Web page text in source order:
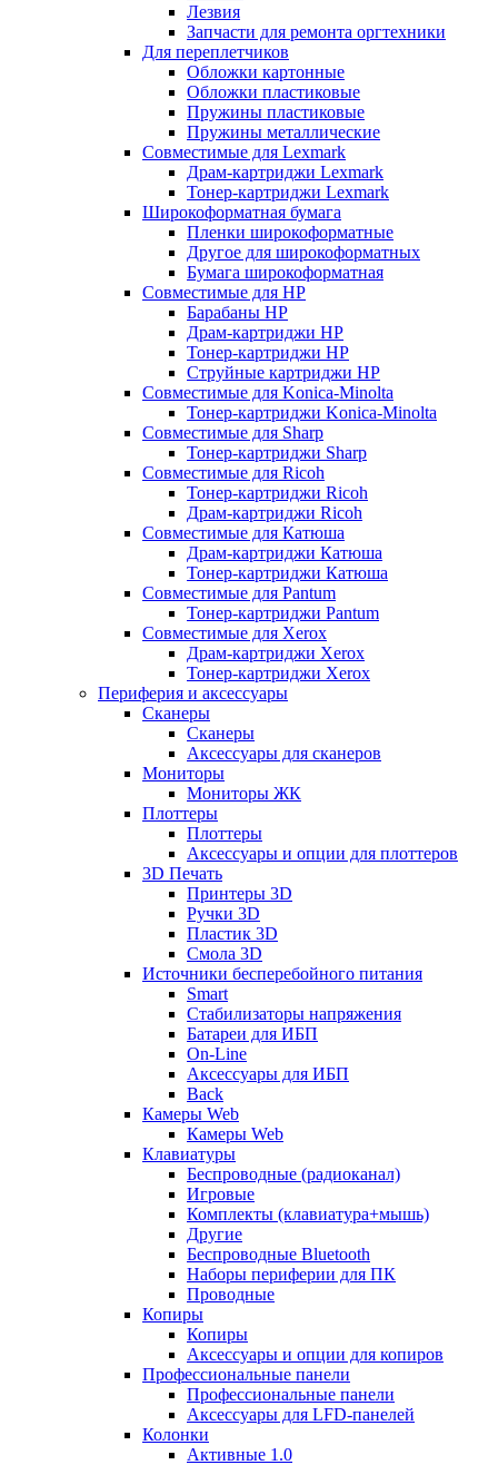
Лезвия
Запчасти для ремонта оргтехники
Для переплетчиков
Обложки картонные
Обложки пластиковые
Пружины пластиковые
Пружины металлические
Совместимые для Lexmark
Драм-картриджи Lexmark
Тонер-картриджи Lexmark
Широкоформатная бумага
Пленки широкоформатные
Другое для широкоформатных
Бумага широкоформатная
Совместимые для HP
Барабаны HP
Драм-картриджи HP
Тонер-картриджи HP
Струйные картриджи HP
Совместимые для Konica-Minolta
Тонер-картриджи Konica-Minolta
Совместимые для Sharp
Тонер-картриджи Sharp
Совместимые для Ricoh
Тонер-картриджи Ricoh
Драм-картриджи Ricoh
Совместимые для Катюша
Драм-картриджи Катюша
Тонер-картриджи Катюша
Совместимые для Pantum
Тонер-картриджи Pantum
Совместимые для Xerox
Драм-картриджи Xerox
Тонер-картриджи Xerox
Периферия и аксессуары
Сканеры
Сканеры
Аксессуары для сканеров
Мониторы
Мониторы ЖК
Плоттеры
Плоттеры
Аксессуары и опции для плоттеров
3D Печать
Принтеры 3D
Ручки 3D
Пластик 3D
Смола 3D
Источники бесперебойного питания
Smart
Стабилизаторы напряжения
Батареи для ИБП
On-Line
Аксессуары для ИБП
Back
Камеры Web
Камеры Web
Клавиатуры
Беспроводные (радиоканал)
Игровые
Комплекты (клавиатура+мышь)
Другие
Беспроводные Bluetooth
Наборы периферии для ПК
Проводные
Копиры
Копиры
Аксессуары и опции для копиров
Профессиональные панели
Профессиональные панели
Аксессуары для LFD-панелей
Колонки
Активные 1.0